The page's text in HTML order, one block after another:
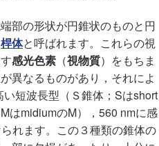
部の形状が円錐状のものと円
桿体と呼ばれます。これらの視
感光色素 （視物質）をもちま
異なるものがあり，それによ
短波長型（Ｓ錐体；Sはshort
はmidiumのM），560 nmに感
れます。この３種類の錐体の